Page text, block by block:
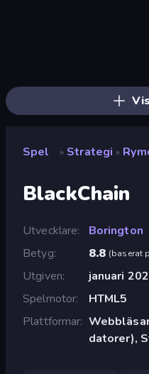
Spel » Strategi »
BlackChain
Utvecklare
Borington
Betyg
8.8 (baserat
Utgiven
januari
Spelmotor
HTML5
Plattformar
datorer),